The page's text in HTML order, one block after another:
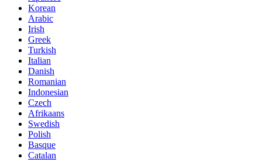
Korean
Arabic
Irish
Greek
Turkish
Italian
Danish
Romanian
Indonesian
Czech
Afrikaans
Swedish
Polish
Basque
Catalan